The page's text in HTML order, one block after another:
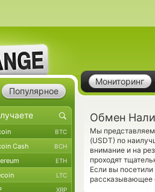
Мониторинг
Обмен
Мы
(USDT) по
внимание и на
проходят
Если вы
рассказывающее
Популярное
BTC
Cash BCH
ETH
LTC
XRP